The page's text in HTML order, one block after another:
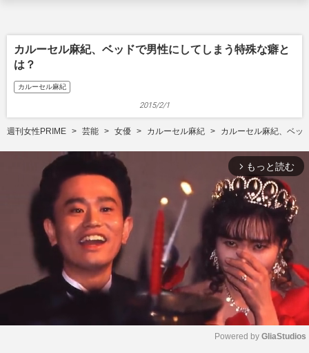
カルーセル麻紀、ベッドで男性にしてしまう特殊な癖と
は？
カルーセル麻紀
2015/2/1
週刊女性PRIME 芸能 女優 カルーセル麻紀 カルーセル麻紀、ベッ
arrow_forward_ios もっと読む
Powered by GliaStudios